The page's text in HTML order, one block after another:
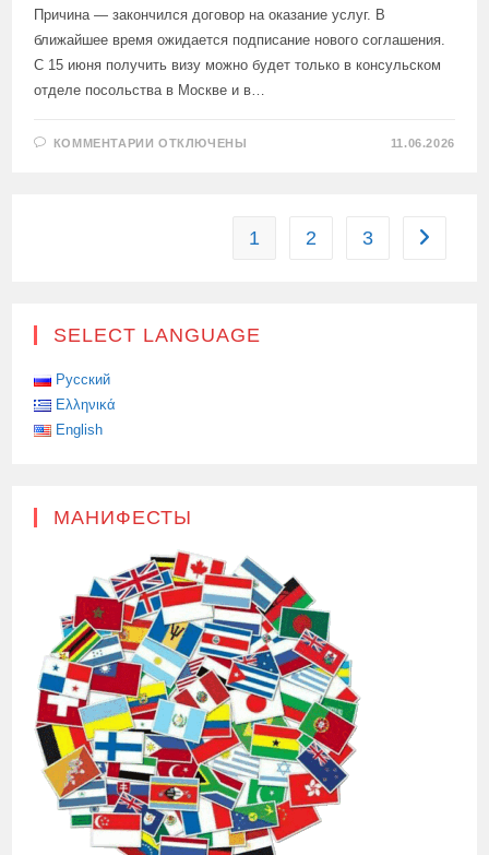
Причина — закончился договор на оказание услуг. В
ближайшее время ожидается подписание нового соглашения.
С 15 июня получить визу можно будет только в консульском
отделе посольства в Москве и в…
КОММЕНТАРИИ К
ЗАЯВЛЕНИЙ
НА
ОТКЛЮЧЕНЫ 11.06.2026
1 2 3 Перейти
SELECT LANGUAGE
Русский
Ελληνικά
English
МАНИФЕСТЫ